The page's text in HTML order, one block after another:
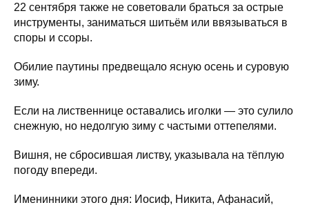
22 сентября также не советовали браться за острые
инструменты, заниматься шитьём или ввязываться в
споры и ссоры.
Обилие паутины предвещало ясную осень и суровую
зиму.
Если на лиственнице оставались иголки — это сулило
снежную, но недолгую зиму с частыми оттепелями.
Вишня, не сбросившая листву, указывала на тёплую
погоду впереди.
Именинники этого дня: Иосиф, Никита, Афанасий,